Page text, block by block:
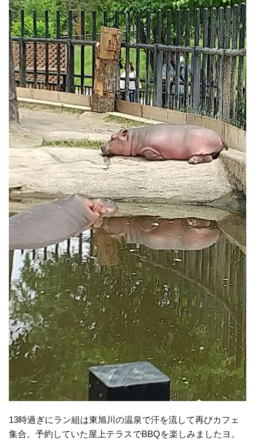
13時過ぎにラン組は東旭川の温泉で汗を流して再びカフェ
集合。予約していた屋上テラスでBBQを楽しみましたヨ。